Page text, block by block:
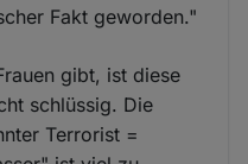
Fakt geworden."
gibt, ist diese
schlüssig. Die
Terrorist =